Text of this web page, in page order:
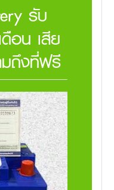
รับ
อน เสีย
มถึงที่ฟรี